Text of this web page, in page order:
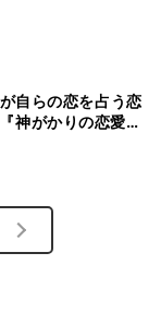
介
自らの恋を占う恋
神がかりの恋愛
を開始